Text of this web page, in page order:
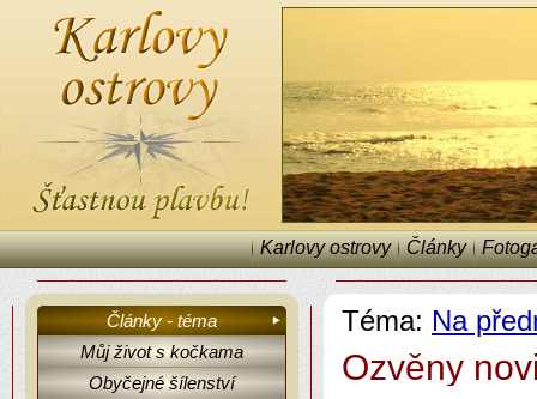
Karlovy ostrovy Články
Články - téma
Můj život s kočkama
Obyčejné šílenství
Téma: Na
Ozvěny